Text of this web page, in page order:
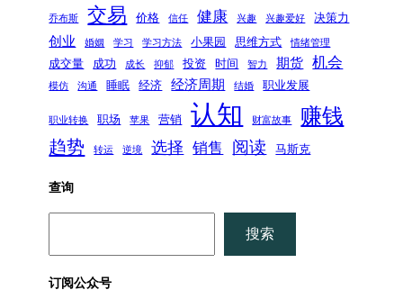
乔布斯 交易 价格 信任 健康 兴趣 兴趣爱好 决策力
创业 婚姻 学习 学习方法 小果园 思维方式 情绪管理
成交量 成功 成长 抑郁 投资 时间 智力 期货 机会
模仿 沟通 睡眠 经济 经济周期 结婚 职业发展
职业转换 职场 苹果 营销 认知 财富故事 赚钱
趋势 转运 逆境 选择 销售 阅读 马斯克
查询
搜索
订阅公众号